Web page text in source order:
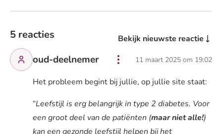
5 reacties Bekijk nieuwste reactie
oud-deelnemer 11 maart 2025 om 19:02
Het probleem begint bij jullie, op jullie site staat:
“Leefstijl is erg belangrijk in type 2 diabetes. Voor
een groot deel van de patiënten (maar niet alle!)
kan een gezonde leefstijl helpen bij het